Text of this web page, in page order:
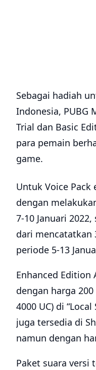
Sebagai hadiah
Indonesia, PUBG
Trial dan Basic
para pemain
game.
Untuk Voice Pack
dengan
7-10 Januari
dari mencatatkan
periode 5-13
Enhanced Edition
dengan harga
4000 UC) di
juga tersedia di
namun dengan
Paket suara versi